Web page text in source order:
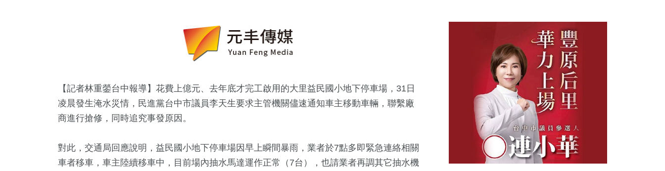
【記者林重鎣台中報導】花費上億元、去年底才完工啟用的大里益民國小地下停車場，31日
凌晨發生淹水災情，民進黨台中市議員李天生要求主管機關儘速通知車主移動車輛，聯繫廠
商進行搶修，同時追究事發原因。
對此，交通局回應說明，益民國小地下停車場因早上瞬間暴雨，業者於7點多即緊急連絡相關
車者移車，車主陸續移車中，目前場內抽水馬達運作正常（7台），也請業者再調其它抽水機